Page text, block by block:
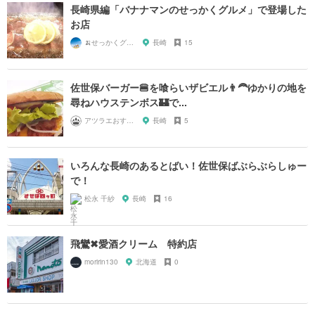
長崎県編「バナナマンのせっかくグルメ」で登場した
お店
長崎 15
佐世保バーガー🍔を喰らいザビエル👨‍🦰ゆかりの地を
尋ねハウステンボス🏰で...
長崎 5
いろんな長崎のあるとばい！佐世保ばぶらぶらしゅー
で！
松永 千紗 長崎 16
飛鸞✖愛酒クリーム 特約店
moririn130 北海道 0